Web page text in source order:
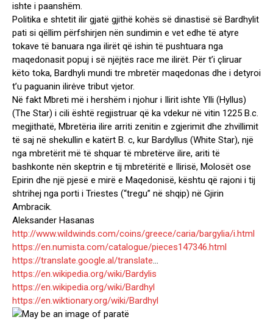
ishte i paanshëm.
Politika e shtetit ilir gjatë gjithë kohës së dinastisë së Bardhylit
pati si qëllim përfshirjen nën sundimin e vet edhe të atyre
tokave të banuara nga ilirët që ishin të pushtuara nga
maqedonasit popuj i së njëjtës race me ilirët. Për t’i çliruar
këto toka, Bardhyli mundi tre mbretër maqedonas dhe i detyroi
t’u paguanin ilirėve tribut vjetor.
Në fakt Mbreti më i hershëm i njohur i Ilirit ishte Ylli (Hyllus)
(The Star) i cili është regjistruar që ka vdekur në vitin 1225 B.c.
megjithatë, Mbretëria ilire arriti zenitin e zgjerimit dhe zhvillimit
të saj në shekullin e katërt B. c, kur Bardyllus (White Star), një
nga mbretërit më të shquar të mbretërve ilire, ariti të
bashkonte nën skeptrin e tij mbretëritë e Ilirisë, Molosët ose
Epirin dhe një pjesë e mirë e Maqedonisë, kështu që rajoni i tij
shtrihej nga porti i Triestes (“tregu” në shqip) në Gjirin
Ambracik.
Aleksander Hasanas
http://www.wildwinds.com/coins/greece/caria/bargylia/i.html
https://en.numista.com/catalogue/pieces147346.html
https://translate.google.al/translate…
https://en.wikipedia.org/wiki/Bardylis
https://en.wikipedia.org/wiki/Bardhyl
https://en.wiktionary.org/wiki/Bardhyl